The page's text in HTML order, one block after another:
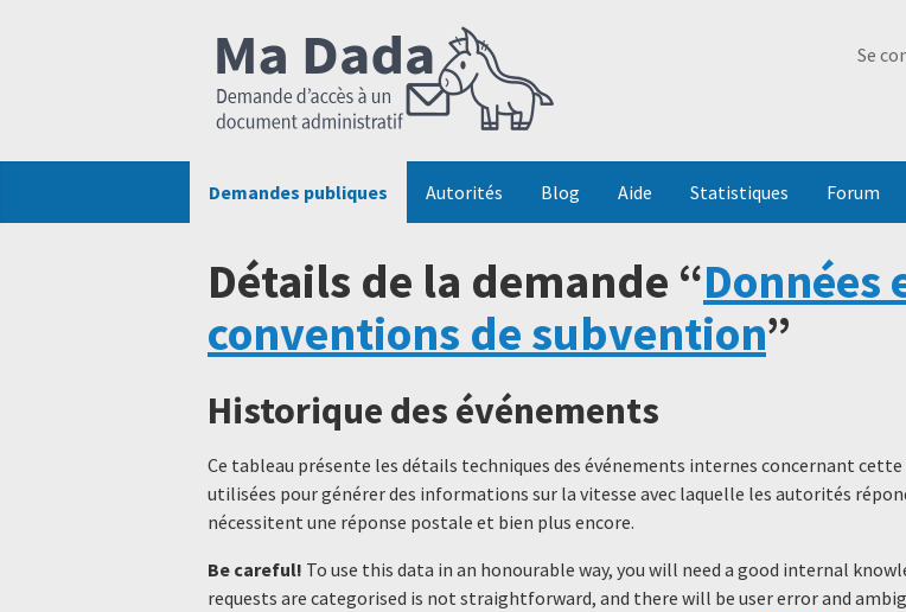
Se
Demandes publiques Autorités Blog Aide Statistiques Forum
Détails de la demande “Données
conventions de subvention”
Historique des événements
Ce tableau présente les détails techniques des événements internes concernant
utilisées pour générer des informations sur la vitesse avec laquelle les autorités
nécessitent une réponse postale et bien plus encore.
Be careful! To use this data in an honourable way, you will need a good internal
requests are categorised is not straightforward, and there will be user error and